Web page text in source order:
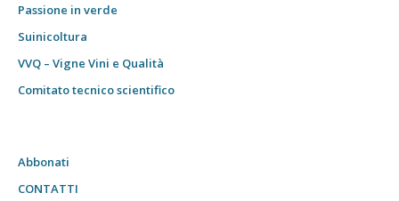
Passione in verde
Suinicoltura
VVQ – Vigne Vini e Qualità
Comitato tecnico scientifico
Abbonati
CONTATTI